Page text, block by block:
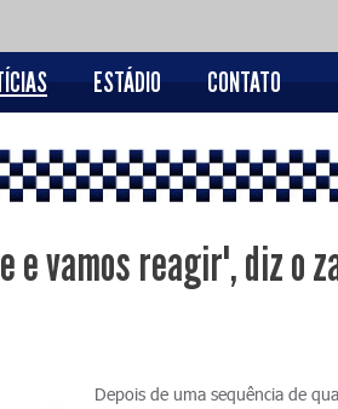
ESTÁDIO CONTATO
e vamos reagir", diz o
Depois de uma sequência de